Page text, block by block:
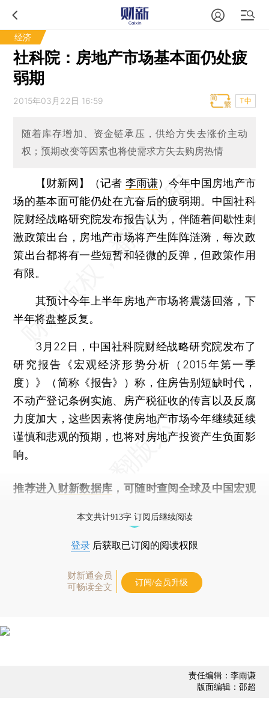
经济
社科院：房地产市场基本面仍处疲
弱期
2015年03月22日 16:59 T中
随着库存增加、资金链承压，供给方失去涨价主动
权；预期改变等因素也将使需求方失去购房热情
【财新网】（记者 李雨谦） 今年中国房地产市
场的基本面可能仍处在亢奋后的疲弱期。中国社科
院财经战略研究院发布报告认为，伴随着间歇性刺
激政策出台，房地产市场将产生阵阵涟漪，每次政
策出台都将有一些短暂和轻微的反弹，但政策作用
有限。
其预计今年上半年房地产市场将震荡回落，下
半年将盘整反复。
3月22日，中国社科院财经战略研究院发布了
研究报告《宏观经济形势分析（2015年第一季
度）》（简称《报告》）称，住房告别短缺时代，
不动产登记条例实施、房产税征收的传言以及反腐
力度加大，这些因素将使房地产市场今年继续延续
谨慎和悲观的预期，也将对房地产投资产生负面影
响。
推荐进入 财新数据库 ，可随时查阅全球及中国宏观
本文共计913字 订阅后继续阅读
登录 后获取已订阅的阅读权限
财新通会员
可畅读全文
订阅/会员升级
责任编辑：李雨谦
版面编辑：邵超